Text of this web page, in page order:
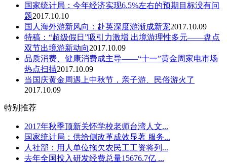
国家统计局：今年经济实现6.5%左右的预期目标没有问
题2017.10.10
国人海外游新风向：赴英深度游渐成新宠2017.10.09
特稿：“超级假日”吸引力激增 出境游理性多元——盘点
双节出境游新动向2017.10.09
品质消费、健康消费成主导——“十一”黄金周家电市场
热点扫描2017.10.09
当国庆黄金周遇上中秋节，亲子游、民俗游火了
2017.10.09
特别推荐
2017年秋季顶新关怀学校老师台湾人文...
国家统计局：供给侧改革成效显著 服务...
人社部：用人单位拖欠农民工工资将列...
去年全国投入研发经费总量15676.7亿 ...